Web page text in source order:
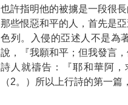
也許指明他的被擄是一段很
那些恨惡和平的人，首先是
色列。入侵的亞述人不是為
說，『我願和平；但我發言
詩人就禱告：『耶和華阿，
（2。）所以上行詩的第一篇